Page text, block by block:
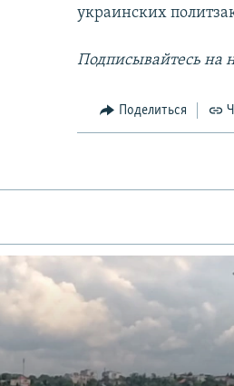
украинских
Подписывайтесь на
Поделиться